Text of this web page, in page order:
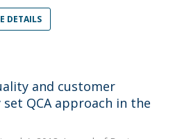
DETAILS
and customer
QCA approach in the